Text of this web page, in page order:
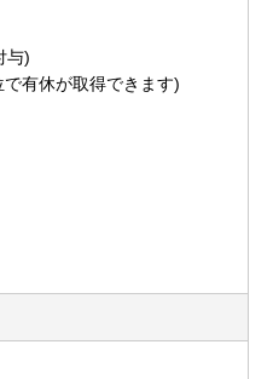
与)
で有休が取得できます)